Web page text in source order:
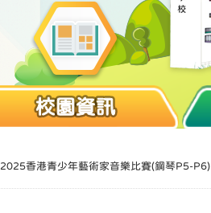
校園資訊
2025香港青少年藝術家音樂比賽(鋼琴P5-P6)